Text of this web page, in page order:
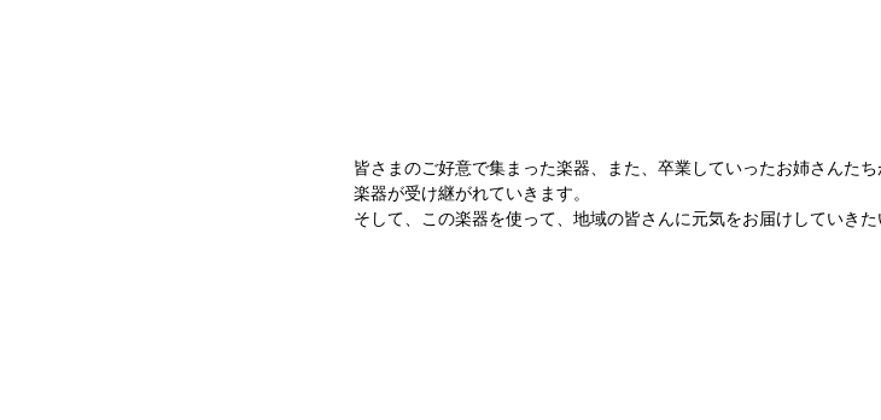
皆さまのご好意で集まった楽器、また、卒業していったお姉さんた
楽器が受け継がれていきます。
そして、この楽器を使って、地域の皆さんに元気をお届けしていきた